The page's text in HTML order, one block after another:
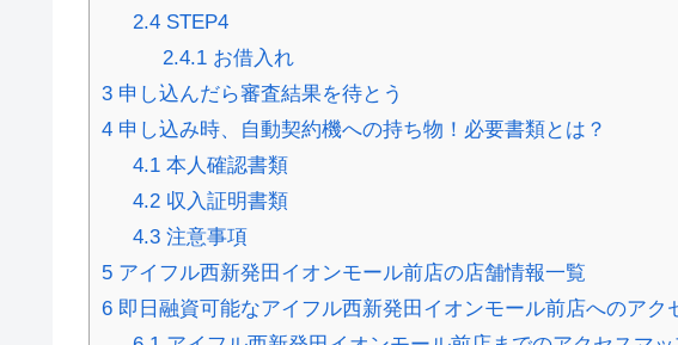
2.4STEP4
2.4.1 お借入れ
3 申し込んだら審査結果を待とう
4 申し込み時、自動契約機への持ち物！必要書類とは？
4.1本人確認書類
4.2収入証明書類
4.3注意事項
5 アイフル西新発田イオンモール前店の店舗情報一覧
6 即日融資可能なアイフル西新発田イオンモール前店へのアク